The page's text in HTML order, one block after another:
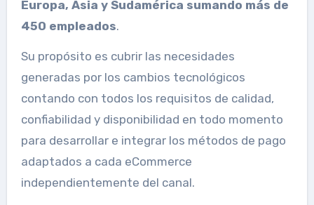
Europa, Asia y Sudamérica sumando más de
450 empleados.
Su propósito es cubrir las necesidades
generadas por los cambios tecnológicos
contando con todos los requisitos de calidad,
confiabilidad y disponibilidad en todo momento
para desarrollar e integrar los métodos de pago
adaptados a cada eCommerce
independientemente del canal.